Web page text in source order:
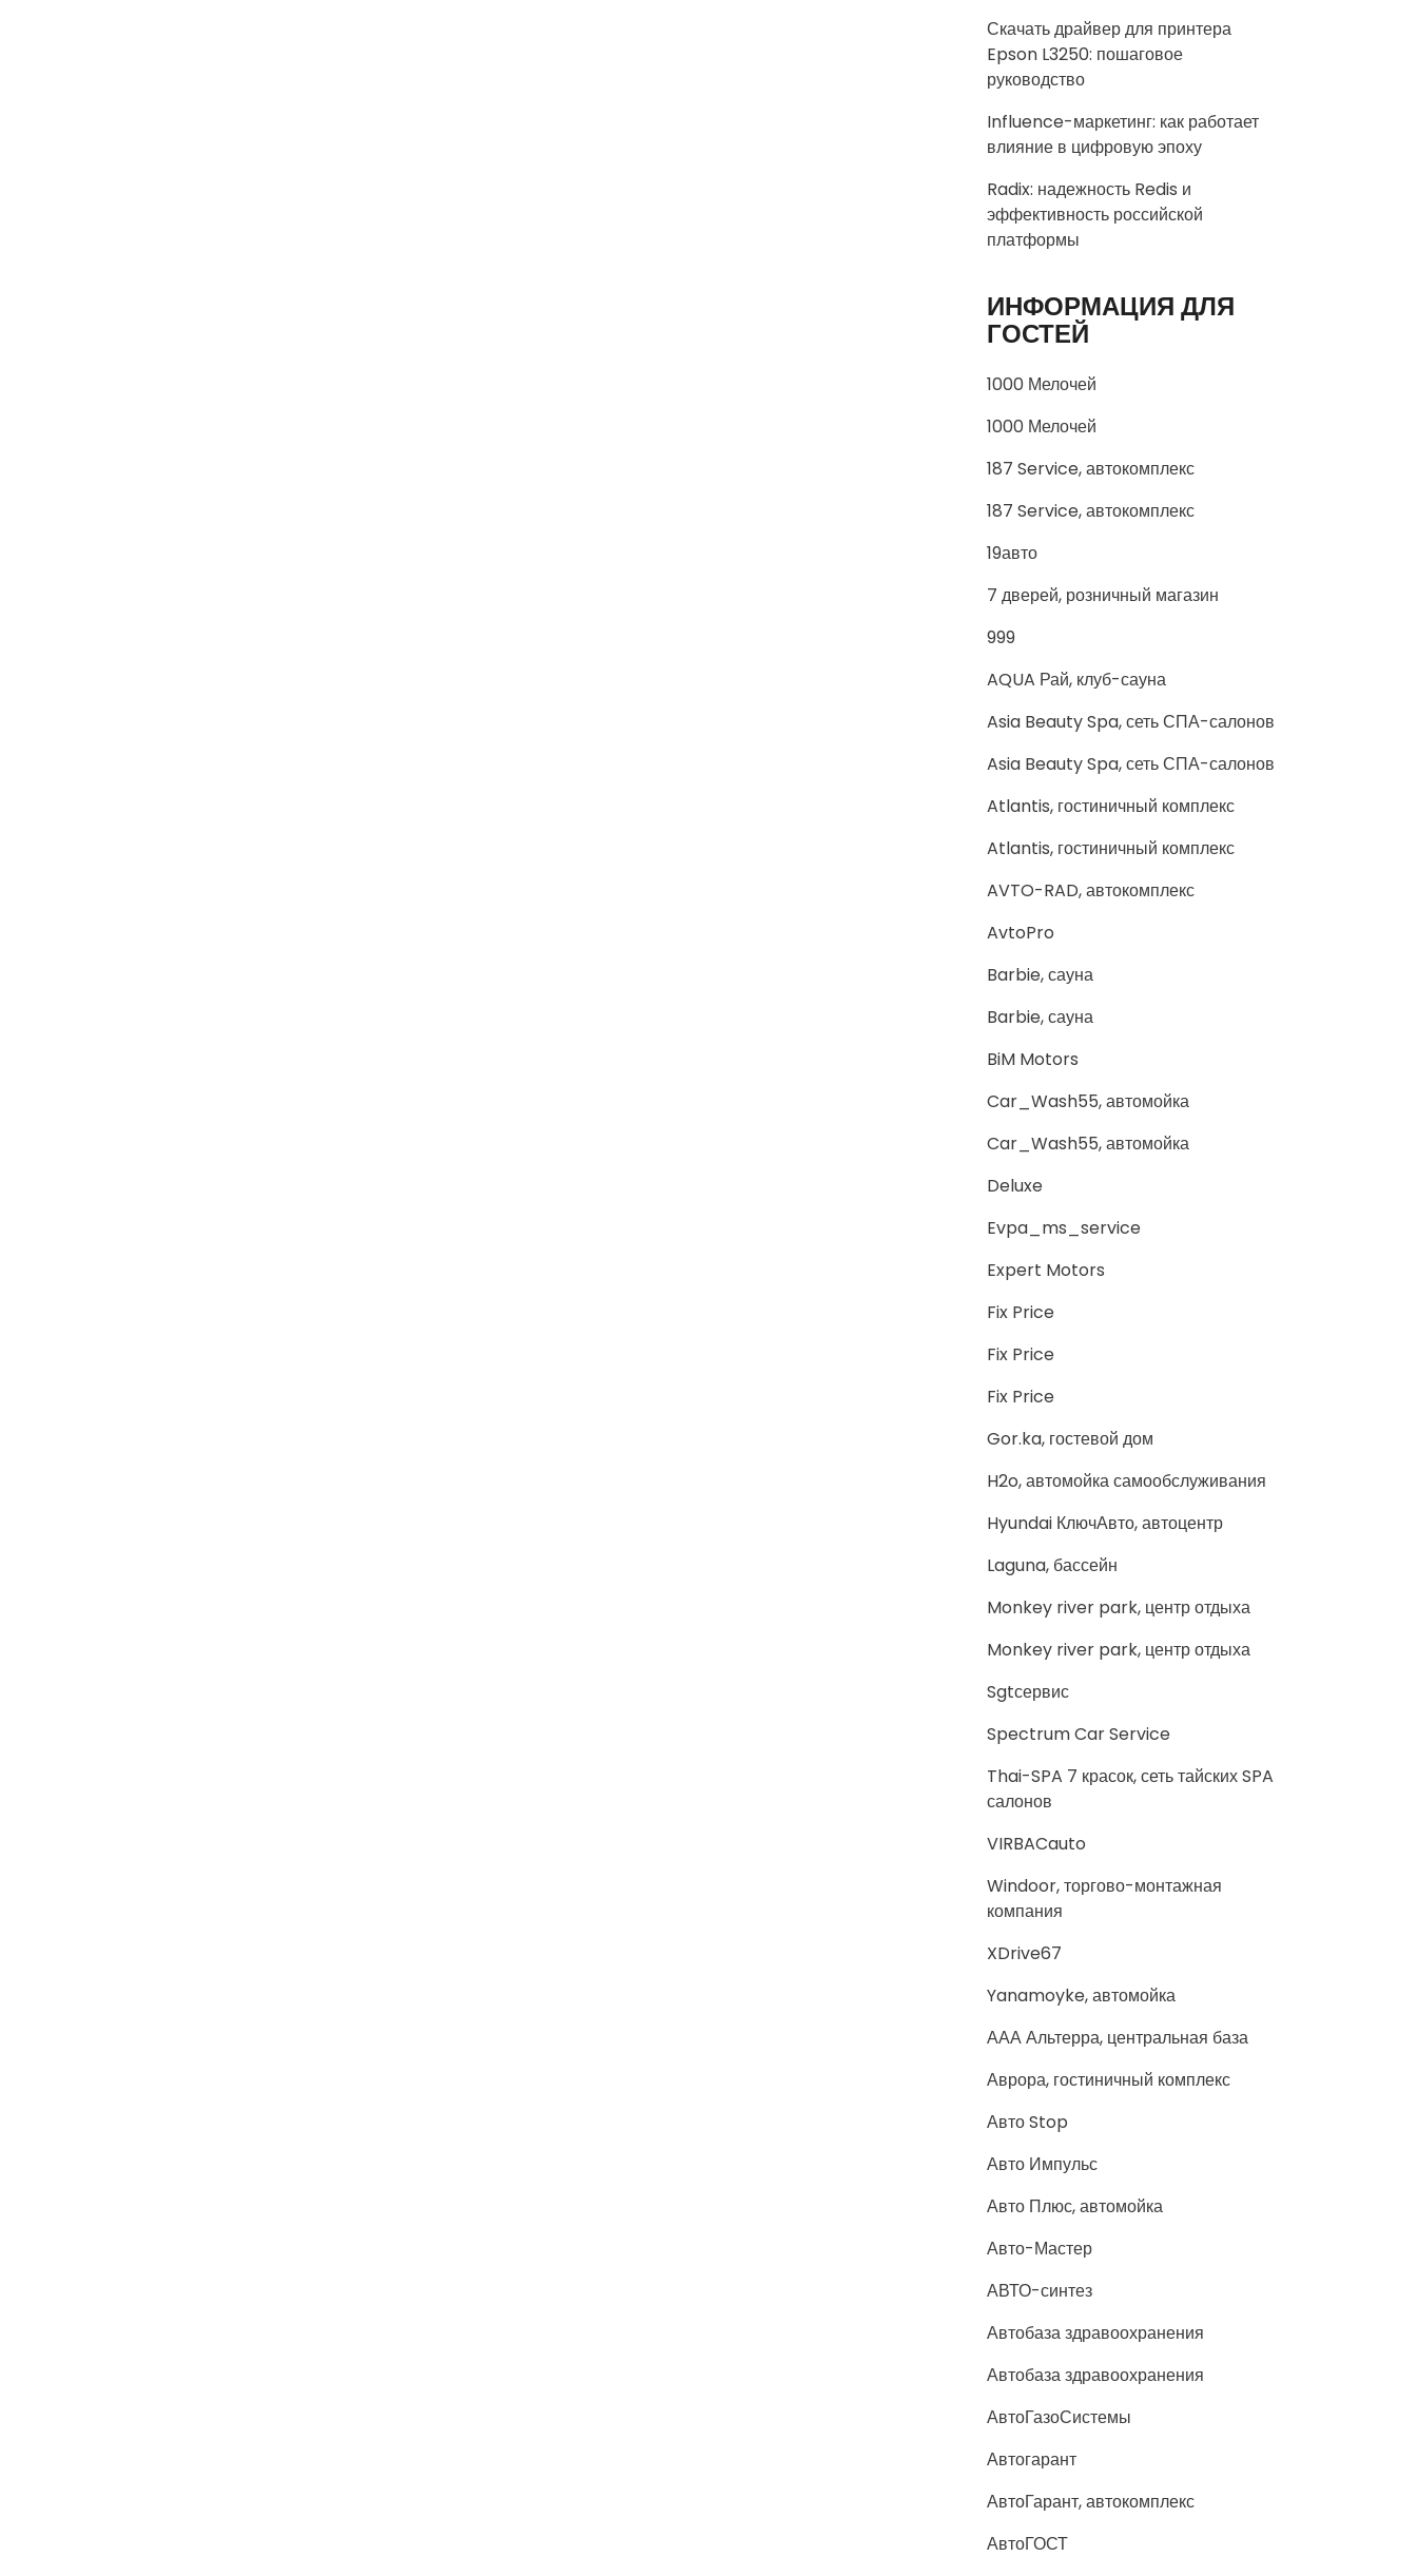
Скачать драйвер для принтера
Epson L3250: пошаговое
руководство
Influence-маркетинг: как работает
влияние в цифровую эпоху
Radix: надежность Redis и
эффективность российской
платформы
ИНФОРМАЦИЯ ДЛЯ
ГОСТЕЙ
1000 Мелочей
1000 Мелочей
187 Service, автокомплекс
187 Service, автокомплекс
19авто
7 дверей, розничный магазин
999
AQUA Рай, клуб-сауна
Asia Beauty Spa, сеть СПА-салонов
Asia Beauty Spa, сеть СПА-салонов
Atlantis, гостиничный комплекс
Atlantis, гостиничный комплекс
AVTO-RAD, автокомплекс
AvtoPro
Barbie, сауна
Barbie, сауна
BiM Motors
Car_Wash55, автомойка
Car_Wash55, автомойка
Deluxe
Evpa_ms_service
Expert Motors
Fix Price
Fix Price
Fix Price
Gor.ka, гостевой дом
H2o, автомойка самообслуживания
Hyundai КлючАвто, автоцентр
Laguna, бассейн
Monkey river park, центр отдыха
Monkey river park, центр отдыха
Sgtсервис
Spectrum Car Service
Thai-SPA 7 красок, сеть тайских SPA
салонов
VIRBACauto
Windoor, торгово-монтажная
компания
XDrive67
Yanamoyke, автомойка
ААА Альтерра, центральная база
Аврора, гостиничный комплекс
Авто Stop
Авто Импульс
Авто Плюс, автомойка
Авто-Мастер
АВТО-синтез
Автобаза здравоохранения
Автобаза здравоохранения
АвтоГазоСистемы
Автогарант
АвтоГарант, автокомплекс
АвтоГОСТ